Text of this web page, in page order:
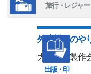
旅行・レジャー
出版・印
外注様とのや
大阪府 製作